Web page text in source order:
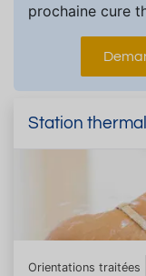
prochaine cure
Station
Orientations traitées